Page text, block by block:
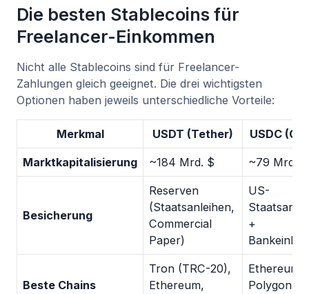
Die besten Stablecoins für
Freelancer-Einkommen
Nicht alle Stablecoins sind für Freelancer-
Zahlungen gleich geeignet. Die drei wichtigsten
Optionen haben jeweils unterschiedliche Vorteile:
Merkmal USDT (Tether) USDC
Marktkapitalisierung ~184 Mrd. $ ~79 Mrd. $
Besicherung
Reserven
(Staatsanleihen,
Commercial
Paper)
US-
+
Beste Chains
Tron (TRC-20),
Ethereum,
Ethereum,
Polygon,